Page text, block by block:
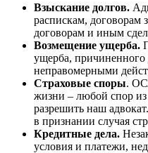
Взыскание долгов.
распискам, договорам
договорам и иным
Возмещение ущерба.
ущерба,
неправомерными
Страховые споры.
жизни – любой спор
разрешить наш
в признании случая
Кредитные дела.
условия и платежи,